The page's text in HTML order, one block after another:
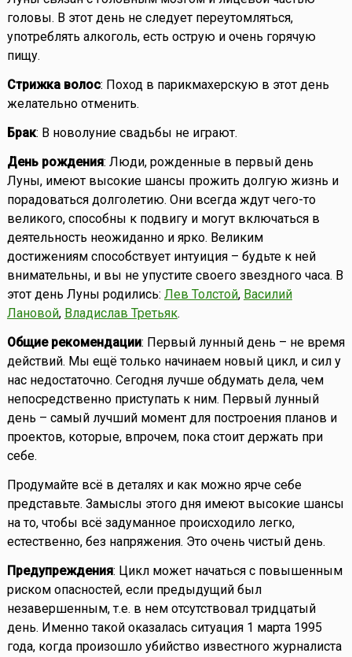
головы. В этот день не следует переутомляться,
употреблять алкоголь, есть острую и очень горячую
пищу.
Стрижка волос: Поход в парикмахерскую в этот день
желательно отменить.
Брак: В новолуние свадьбы не играют.
День рождения: Люди, рожденные в первый день
Луны, имеют высокие шансы прожить долгую жизнь и
порадоваться долголетию. Они всегда ждут чего-то
великого, способны к подвигу и могут включаться в
деятельность неожиданно и ярко. Великим
достижениям способствует интуиция – будьте к ней
внимательны, и вы не упустите своего звездного часа. В
этот день Луны родились: Лев Толстой, Василий
Лановой, Владислав Третьяк.
Общие рекомендации: Первый лунный день – не время
действий. Мы ещё только начинаем новый цикл, и сил у
нас недостаточно. Сегодня лучше обдумать дела, чем
непосредственно приступать к ним. Первый лунный
день – самый лучший момент для построения планов и
проектов, которые, впрочем, пока стоит держать при
себе.
Продумайте всё в деталях и как можно ярче себе
представьте. Замыслы этого дня имеют высокие шансы
на то, чтобы всё задуманное происходило легко,
естественно, без напряжения. Это очень чистый день.
Предупреждения: Цикл может начаться с повышенным
риском опасностей, если предыдущий был
незавершенным, т.е. в нем отсутствовал тридцатый
день. Именно такой оказалась ситуация 1 марта 1995
года, когда произошло убийство известного журналиста